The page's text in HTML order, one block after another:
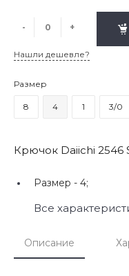
- +
Нашли дешевле?
Размер
8 4 1 3/0
Крючок Daiichi 2546
Размер - 4;
Все
Описание